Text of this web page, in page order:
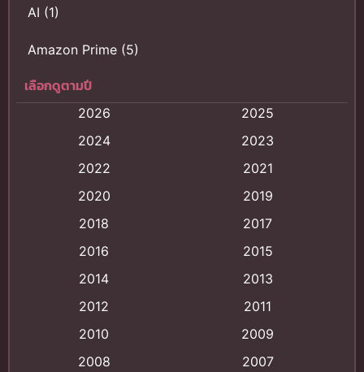
AI (1)
Amazon Prime (5)
Anal (ประตูหลัง)
Animation การ์ตูน
Animation อนิเมะ
Animation แอนิเมชัน
(9)
เลือกดูตามปี
2026
2025
2024
2023
2022
2021
2020
2019
2018
2017
2016
2015
2014
2013
2012
2011
2010
2009
2008
2007